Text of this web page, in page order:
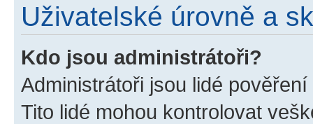
Uživatelské úrovně a
Kdo jsou administrátoři?
Administrátoři jsou lidé
Tito lidé mohou kontrolovat